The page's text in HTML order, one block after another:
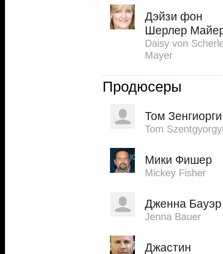
Дэйзи фон
Шерлер
Daisy von
Mayer
Продюсеры
Том Зенгиорги
Tom
Мики Фишер
Mickey Fisher
Дженна Бауэр
Jenna Bauer
Джастин